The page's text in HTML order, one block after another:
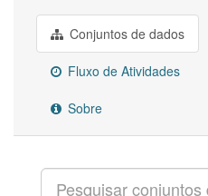
Conjuntos de dados
Fluxo de Atividades
Sobre